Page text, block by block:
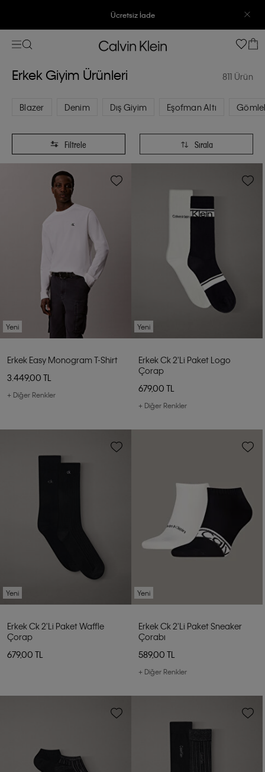
3500 TL Üzeri Ücretsiz Kargo
7500 TL Ve Üzeri Alışverişlerinizde 6 Taksit İmkanı
Erkek Giyim Ürünleri 811 Ürün
Blazer Denim Dış Giyim Eşofman Altı
Filtrele Sırala
Yeni
Erkek Easy Monogram T-Shirt
3.449,00 TL
+ Diğer Renkler
Yeni
Erkek Ck 2'li Paket Logo
Çorap
679,00 TL
+ Diğer Renkler
Yeni
Erkek Ck 2'li Paket Waffle
Çorap
679,00 TL
Yeni
Erkek Ck 2'li Paket Sneaker
Çorabı
589,00 TL
+ Diğer Renkler